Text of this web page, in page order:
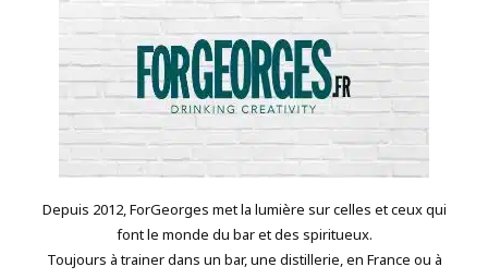
Depuis 2012, ForGeorges met la lumière sur celles et ceux qui
font le monde du bar et des spiritueux.
Toujours à trainer dans un bar, une distillerie, en France ou à